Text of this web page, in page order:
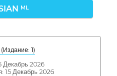
ML
( Издание: 1)
Декабрь 2026
15 Декабрь 2026